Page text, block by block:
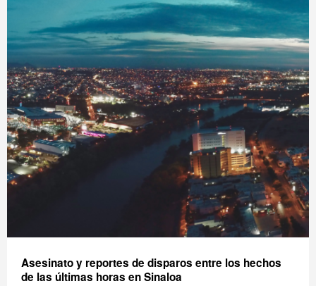
Asesinato y reportes de disparos entre los hechos
de las últimas horas en Sinaloa